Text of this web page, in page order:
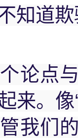
知道
论点
来。像
我们